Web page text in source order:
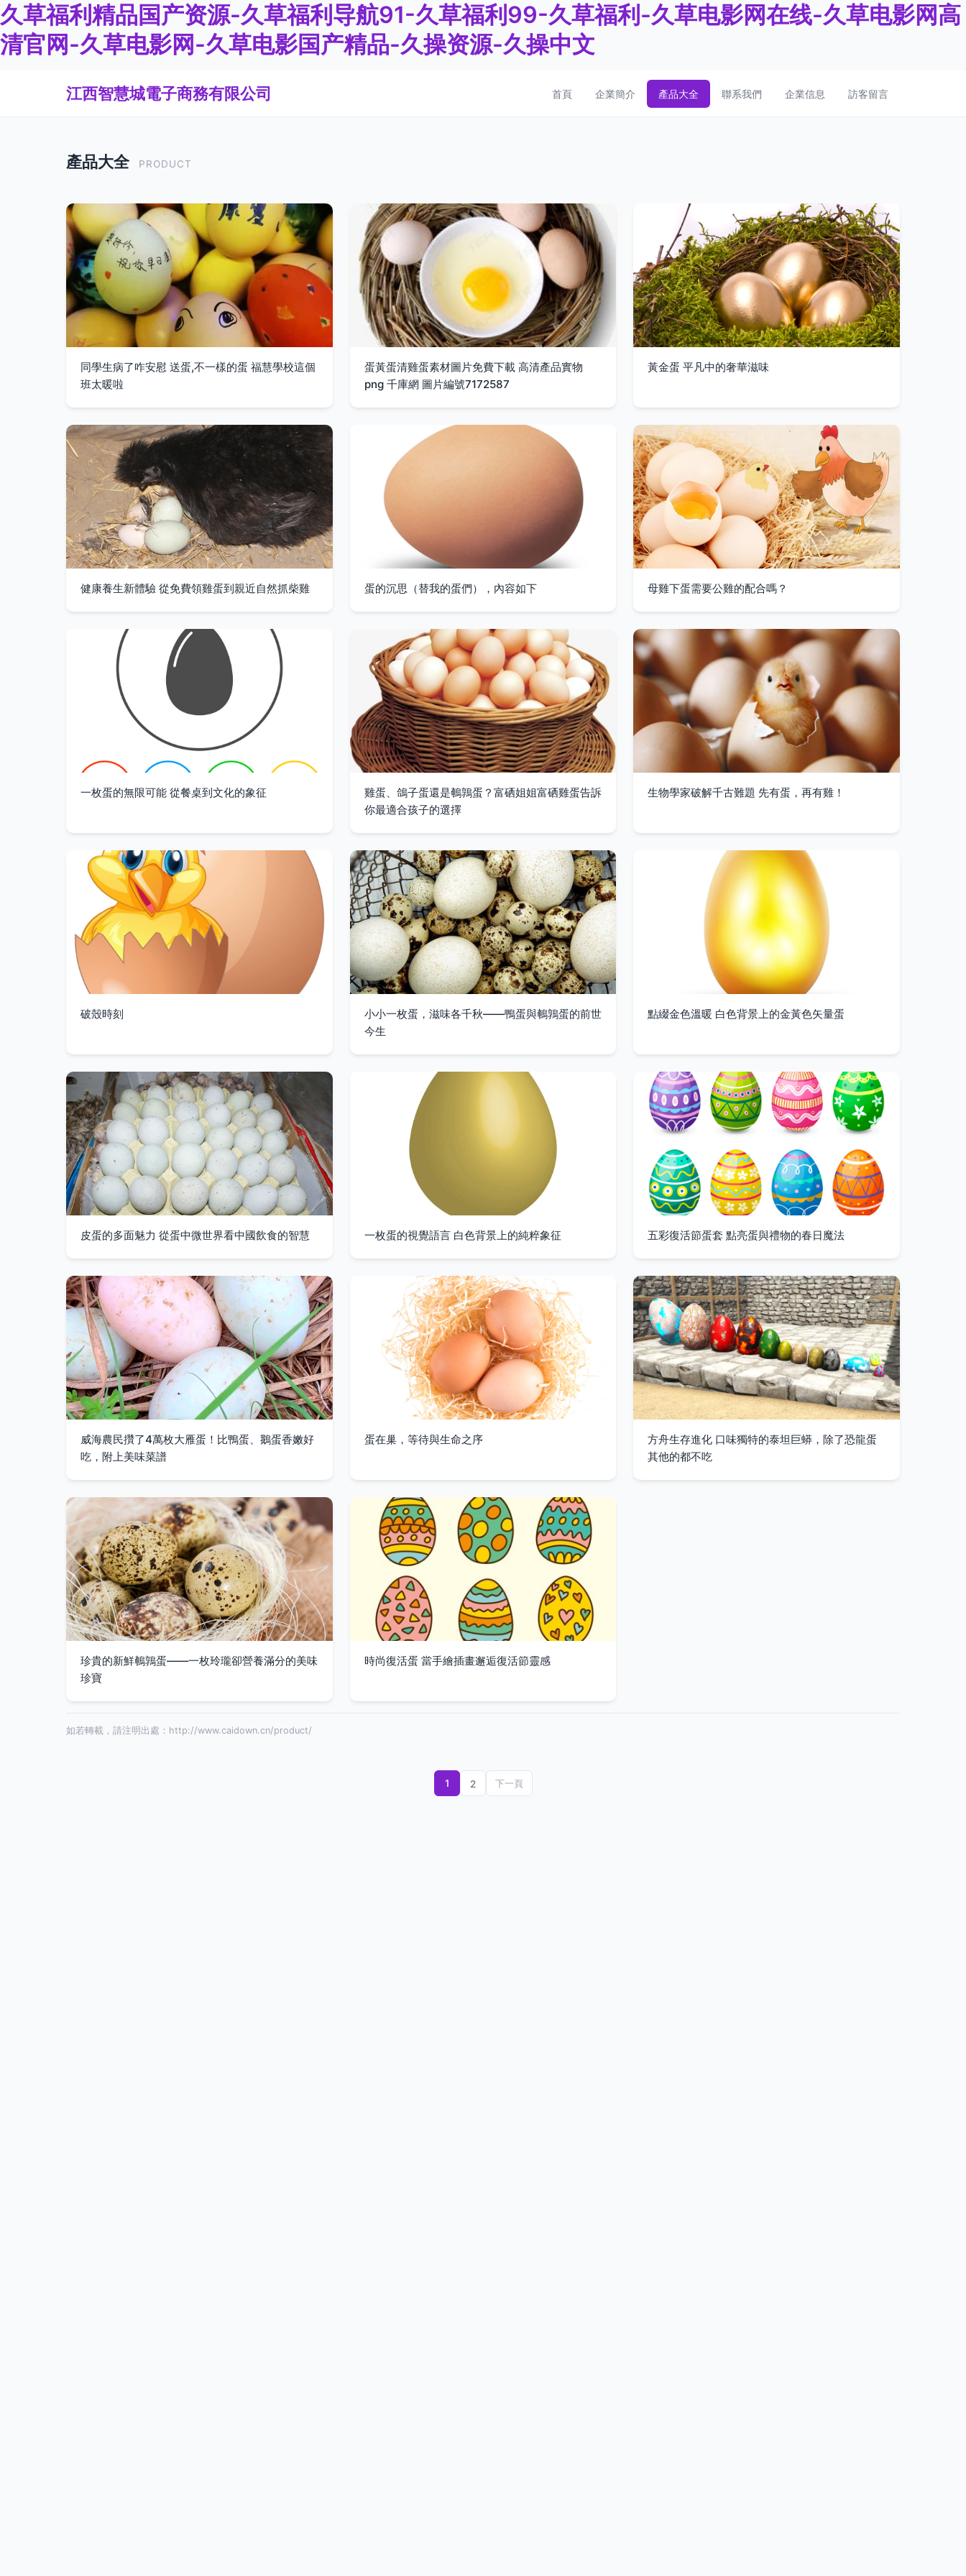
久草福利精品国产资源-久草福利导航91-久草福利99-久草福利-久草电影网在线-久草电影网高
清官网-久草电影网-久草电影国产精品-久操资源-久操中文
江西智慧城電子商務有限公司 首頁 企業簡介 產品大全 聯系我們 企業信息 訪客留言
產品大全 PRODUCT
同學生病了咋安慰 送蛋,不一樣的蛋 福慧學校這個
班太暖啦
蛋黃蛋清雞蛋素材圖片免費下載 高清產品實物
png 千庫網 圖片編號7172587
黃金蛋 平凡中的奢華滋味
健康養生新體驗 從免費領雞蛋到親近自然抓柴雞 蛋的沉思（替我的蛋們），內容如下 母雞下蛋需要公雞的配合嗎？
一枚蛋的無限可能 從餐桌到文化的象征
雞蛋、鴿子蛋還是鵪鶉蛋？富硒姐姐富硒雞蛋告訴
你最適合孩子的選擇
生物學家破解千古難題 先有蛋，再有雞！
破殼時刻
小小一枚蛋，滋味各千秋——鴨蛋與鵪鶉蛋的前世
今生
點綴金色溫暖 白色背景上的金黃色矢量蛋
皮蛋的多面魅力 從蛋中微世界看中國飲食的智慧 一枚蛋的視覺語言 白色背景上的純粹象征 五彩復活節蛋套 點亮蛋與禮物的春日魔法
威海農民攢了4萬枚大雁蛋！比鴨蛋、鵝蛋香嫩好
吃，附上美味菜譜
蛋在巢，等待與生命之序
方舟生存進化 口味獨特的泰坦巨蟒，除了恐龍蛋
其他的都不吃
珍貴的新鮮鵪鶉蛋——一枚玲瓏卻營養滿分的美味
珍寶
時尚復活蛋 當手繪插畫邂逅復活節靈感
如若轉載，請注明出處：http://www.caidown.cn/product/
1 2 下一頁